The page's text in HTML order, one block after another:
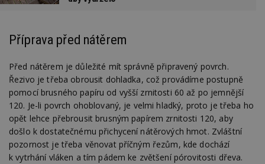
Příprava před nátěrem
Před nátěrem je důležité mít správně připravený povrch.
Řezivo je třeba obrousit dohladka, což provádíme postupně
pomocí brusného papíru od vyšší zrnitosti 60 až po jemnější
120. Je-li povrch ohoblovaný, je velmi hladký, proto je třeba ho
opět lehce přebrousit brusným papírem zrnitosti 120, aby
došlo k dostatečnému přichycení nátěrových hmot. Zvláštní
pozornost je třeba věnovat příčným řezům, kde dochází
k vytrhání vláken a tím pádem ke zvětšení pórovitosti dřeva.